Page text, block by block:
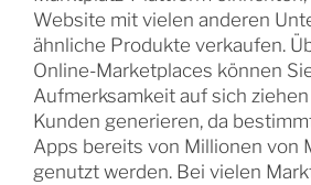
Website mit vielen anderen
ähnliche Produkte verkaufen.
Online-Marketplaces können
Aufmerksamkeit auf sich
Kunden generieren, da
Apps bereits von Millionen von
genutzt werden. Bei vielen